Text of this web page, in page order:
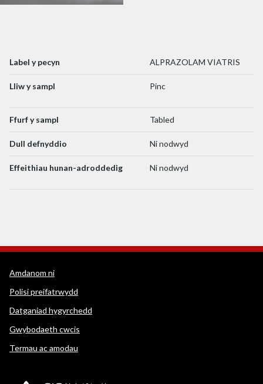
Label y pecyn ALPRAZOLAM VIATRIS
Lliw y sampl Pinc
Ffurf y sampl Tabled
Dull defnyddio Ni nodwyd
Effeithiau hunan-adroddedig Ni nodwyd
Dolenni cymorth WEDINOS
Amdanom ni
Polisi preifatrwydd
Datganiad hygyrchedd
Gwybodaeth cwcis
Termau ac amodau